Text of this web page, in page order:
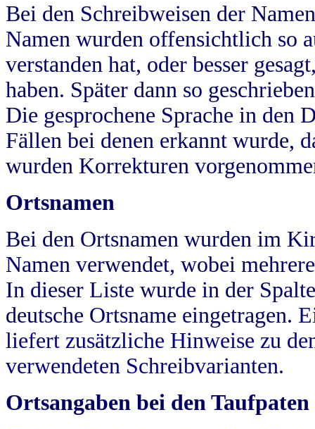
Bei den Schreibweisen der
Namen wurden offensichtlich so
verstanden hat, oder besser
haben. Später dann so
Die gesprochene Sprache in
Fällen bei denen erkannt wurde,
wurden Korrekturen
Ortsnamen
Bei den Ortsnamen wurden im
Namen verwendet, wobei
In dieser Liste wurde in der
deutsche Ortsname eingetragen.
liefert zusätzliche Hinweise zu
verwendeten Schreibvarianten.
Ortsangaben bei den Taufpaten